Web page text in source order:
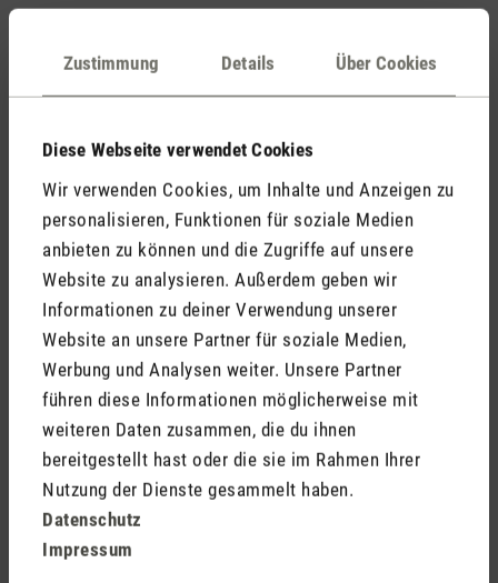
Zustimmung Details Über Cookies
Diese Webseite verwendet Cookies
Wir verwenden Cookies, um Inhalte und Anzeigen zu
personalisieren, Funktionen für soziale Medien
anbieten zu können und die Zugriffe auf unsere
Website zu analysieren. Außerdem geben wir
Informationen zu deiner Verwendung unserer
Website an unsere Partner für soziale Medien,
Werbung und Analysen weiter. Unsere Partner
führen diese Informationen möglicherweise mit
weiteren Daten zusammen, die du ihnen
bereitgestellt hast oder die sie im Rahmen Ihrer
Nutzung der Dienste gesammelt haben.
Datenschutz
Impressum
Kommentare (0)
Deine Erkenntnisse mit anderen.
Jetzt Produkt bewerten